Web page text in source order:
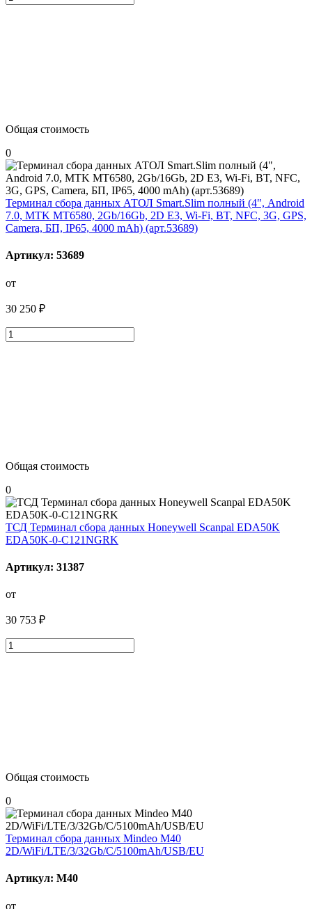
Общая стоимость
0
Терминал сбора данных АТОЛ Smart.Slim полный (4", Android
7.0, MTK MT6580, 2Gb/16Gb, 2D E3, Wi-Fi, BT, NFC, 3G, GPS,
Camera, БП, IP65, 4000 mАh) (арт.53689)
Артикул: 53689
от
30 250 ₽
Общая стоимость
0
ТСД Терминал сбора данных Honeywell Scanpal EDA50K
EDA50K-0-C121NGRK
Артикул: 31387
от
30 753 ₽
Общая стоимость
0
Терминал сбора данных Mindeo M40
2D/WiFi/LTE/3/32Gb/C/5100mAh/USB/EU
Артикул: M40
от